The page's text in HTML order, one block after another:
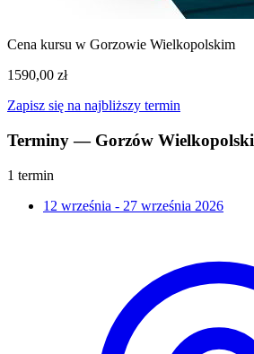
Cena kursu w Gorzowie Wielkopolskim
1590,00 zł
Zapisz się na najbliższy termin
Terminy — Gorzów Wielkopolski
1 termin
12 września - 27 września 2026